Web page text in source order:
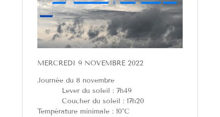
MERCREDI 9 NOVEMBRE 2022
Journée du 8 novembre
Lever du soleil : 7h49
Coucher du soleil : 17h20
Température minimale : 10°C